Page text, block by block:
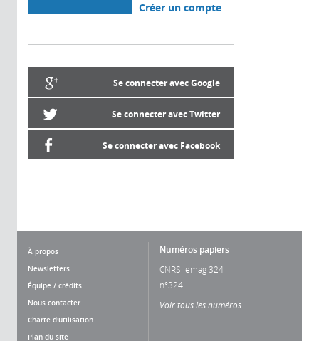
Créer un compte
Se connecter avec Google
Se connecter avec Twitter
Se connecter avec Facebook
À propos
Newsletters
Équipe / crédits
Nous contacter
Charte d'utilisation
Plan du site
Numéros papiers
CNRS lemag 324
n°324
Voir tous les numéros